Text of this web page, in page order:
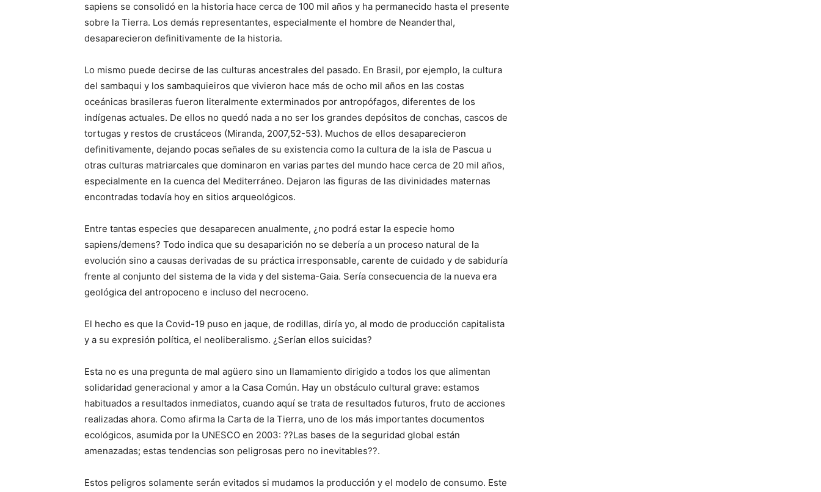
sapiens se consolidó en la historia hace cerca de 100 mil años y ha permanecido hasta el presente
sobre la Tierra. Los demás representantes, especialmente el hombre de Neanderthal,
desaparecieron definitivamente de la historia.
Lo mismo puede decirse de las culturas ancestrales del pasado. En Brasil, por ejemplo, la cultura
del sambaqui y los sambaquieiros que vivieron hace más de ocho mil años en las costas
oceánicas brasileras fueron literalmente exterminados por antropófagos, diferentes de los
indígenas actuales. De ellos no quedó nada a no ser los grandes depósitos de conchas, cascos de
tortugas y restos de crustáceos (Miranda, 2007,52-53). Muchos de ellos desaparecieron
definitivamente, dejando pocas señales de su existencia como la cultura de la isla de Pascua u
otras culturas matriarcales que dominaron en varias partes del mundo hace cerca de 20 mil años,
especialmente en la cuenca del Mediterráneo. Dejaron las figuras de las divinidades maternas
encontradas todavía hoy en sitios arqueológicos.
Entre tantas especies que desaparecen anualmente, ¿no podrá estar la especie homo
sapiens/demens? Todo indica que su desaparición no se debería a un proceso natural de la
evolución sino a causas derivadas de su práctica irresponsable, carente de cuidado y de sabiduría
frente al conjunto del sistema de la vida y del sistema-Gaia. Sería consecuencia de la nueva era
geológica del antropoceno e incluso del necroceno.
El hecho es que la Covid-19 puso en jaque, de rodillas, diría yo, al modo de producción capitalista
y a su expresión política, el neoliberalismo. ¿Serían ellos suicidas?
Esta no es una pregunta de mal agüero sino un llamamiento dirigido a todos los que alimentan
solidaridad generacional y amor a la Casa Común. Hay un obstáculo cultural grave: estamos
habituados a resultados inmediatos, cuando aquí se trata de resultados futuros, fruto de acciones
realizadas ahora. Como afirma la Carta de la Tierra, uno de los más importantes documentos
ecológicos, asumida por la UNESCO en 2003: ??Las bases de la seguridad global están
amenazadas; estas tendencias son peligrosas pero no inevitables??.
Estos peligros solamente serán evitados si mudamos la producción y el modelo de consumo. Este